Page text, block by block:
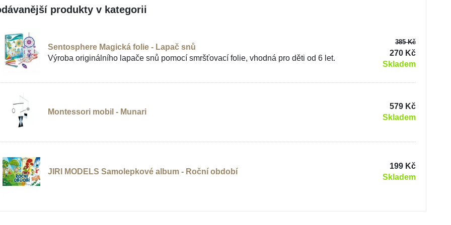
produkty v kategorii
Sentosphere Magická folie - Lapač snů
Výroba originálního lapače snů pomocí smršťovací folie, vhodná pro děti od 6 let.
385 Kč
270 Kč
Skladem
Montessori mobil - Munari
579 Kč
Skladem
JIRI MODELS Samolepkové album - Roční období
199 Kč
Skladem